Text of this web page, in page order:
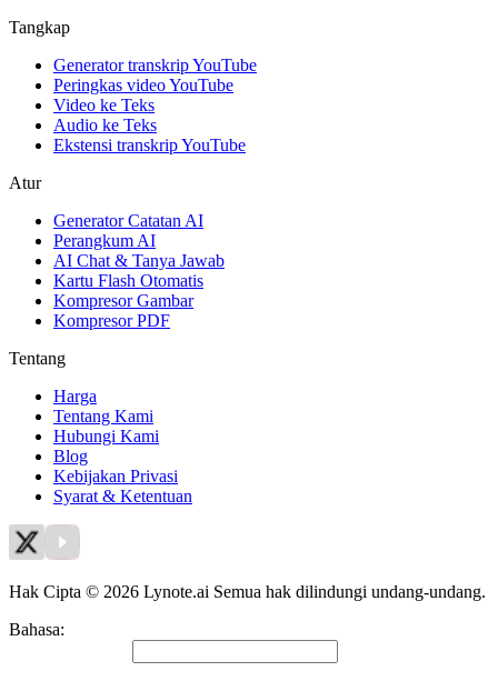
Tangkap
Generator transkrip YouTube
Peringkas video YouTube
Video ke Teks
Audio ke Teks
Ekstensi transkrip YouTube
Atur
Generator Catatan AI
Perangkum AI
AI Chat & Tanya Jawab
Kartu Flash Otomatis
Kompresor Gambar
Kompresor PDF
Tentang
Harga
Tentang Kami
Hubungi Kami
Blog
Kebijakan Privasi
Syarat & Ketentuan
Hak Cipta © 2026 Lynote.ai Semua hak dilindungi undang-undang.
Bahasa: